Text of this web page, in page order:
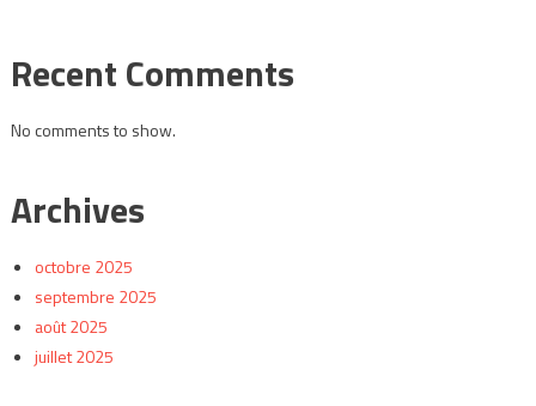
Recent Comments
No comments to show.
Archives
octobre 2025
septembre 2025
août 2025
juillet 2025